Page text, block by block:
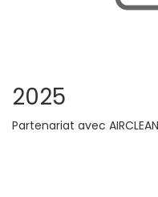
2025
Partenariat avec AIRCLEAN